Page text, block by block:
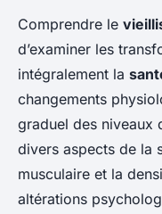
Comprendre le
d’examiner les
intégralement la
changements
graduel des niveaux
divers aspects de la
musculaire et la
altérations